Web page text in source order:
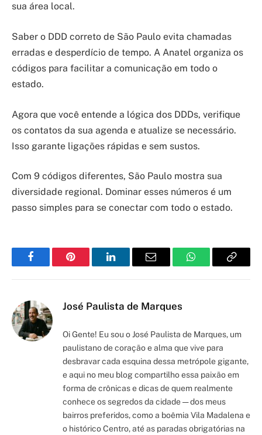
sua área local.
Saber o DDD correto de São Paulo evita chamadas
erradas e desperdício de tempo. A Anatel organiza os
códigos para facilitar a comunicação em todo o
estado.
Agora que você entende a lógica dos DDDs, verifique
os contatos da sua agenda e atualize se necessário.
Isso garante ligações rápidas e sem sustos.
Com 9 códigos diferentes, São Paulo mostra sua
diversidade regional. Dominar esses números é um
passo simples para se conectar com todo o estado.
FacebookPinterest LinkedInEmail WhatsAppCopy
José Paulista de Marques
Oi Gente! Eu sou o José Paulista de Marques, um
paulistano de coração e alma que vive para
desbravar cada esquina dessa metrópole gigante,
e aqui no meu blog compartilho essa paixão em
forma de crônicas e dicas de quem realmente
conhece os segredos da cidade — dos meus
bairros preferidos, como a boêmia Vila Madalena e
o histórico Centro, até as paradas obrigatórias na